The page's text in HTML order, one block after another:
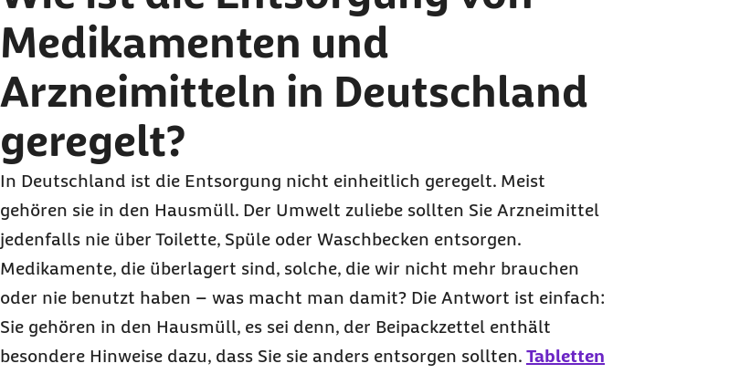
Entsorgen Apotheken Arzneimittel?
Medi-Tonnen um Medikamente zu entsorgen
Medikamenten und
Arzneimitteln in Deutschland
geregelt?
In Deutschland ist die Entsorgung nicht einheitlich geregelt. Meist
gehören sie in den Hausmüll. Der Umwelt zuliebe sollten Sie Arzneimittel
jedenfalls nie über Toilette, Spüle oder Waschbecken entsorgen.
Medikamente, die überlagert sind, solche, die wir nicht mehr brauchen
oder nie benutzt haben – was macht man damit? Die Antwort ist einfach:
Sie gehören in den Hausmüll, es sei denn, der Beipackzettel enthält
besondere Hinweise dazu, dass Sie sie anders entsorgen sollten. Tabletten